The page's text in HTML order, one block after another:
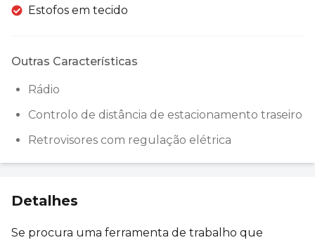
Estofos em tecido
Outras Características
Rádio
Controlo de distância de estacionamento traseiro
Retrovisores com regulação elétrica
Detalhes
Se procura uma ferramenta de trabalho que